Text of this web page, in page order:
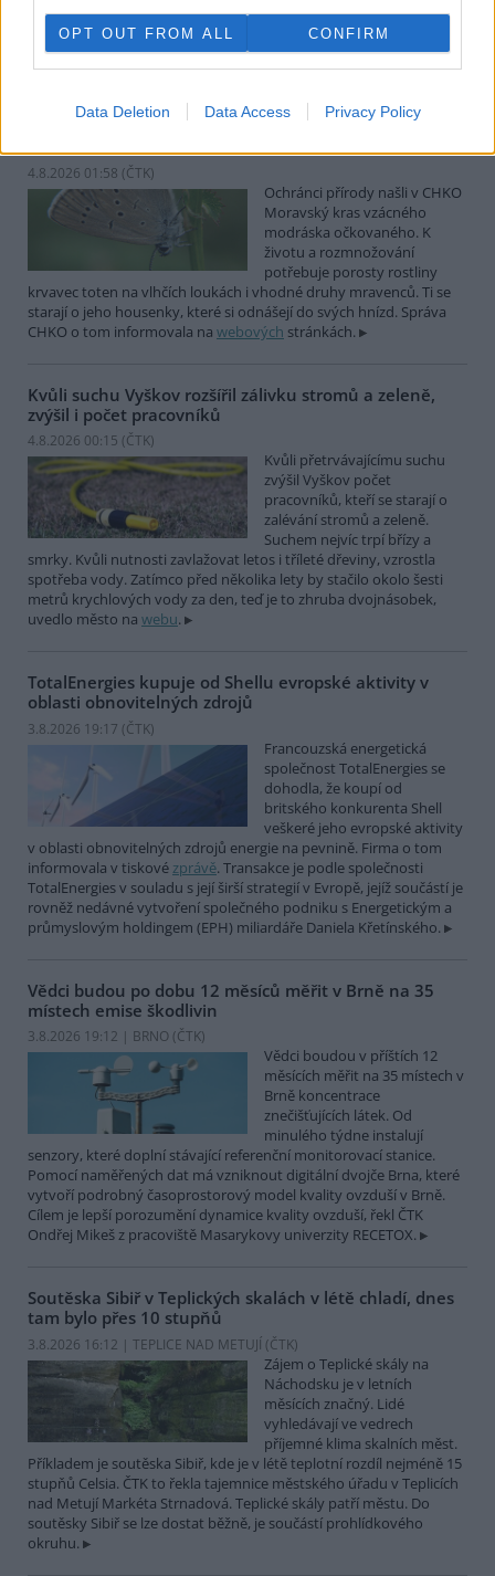
OPT OUT FROM ALL CONFIRM
Data Deletion Data Access Privacy Policy
úřadů přemění svou kakaovou
plantáž na jiný účel. Informovala o tom agentura AP; zákon nyní
Ochránci přírody našli v Moravském krasu vzácného
4.8.2026 01:58 (ČTK)
Ochránci přírody našli v CHKO
Moravský kras vzácného
modráska očkovaného. K
životu a rozmnožování
potřebuje porosty rostliny
krvavec toten na vlhčích loukách i vhodné druhy mravenců. Ti se
starají o jeho housenky, které si odnášejí do svých hnízd. Správa
CHKO o tom informovala na webových stránkách.
Kvůli suchu Vyškov rozšířil zálivku stromů a zeleně,
zvýšil i počet pracovníků
4.8.2026 00:15 (ČTK)
Kvůli přetrvávajícímu suchu
zvýšil Vyškov počet
pracovníků, kteří se starají o
zalévání stromů a zeleně.
Suchem nejvíc trpí břízy a
smrky. Kvůli nutnosti zavlažovat letos i tříleté dřeviny, vzrostla
spotřeba vody. Zatímco před několika lety by stačilo okolo šesti
metrů krychlových vody za den, teď je to zhruba dvojnásobek,
uvedlo město na webu.
TotalEnergies kupuje od Shellu evropské aktivity v
oblasti obnovitelných zdrojů
3.8.2026 19:17 (ČTK)
Francouzská energetická
společnost TotalEnergies se
dohodla, že koupí od
britského konkurenta Shell
veškeré jeho evropské aktivity
v oblasti obnovitelných zdrojů energie na pevnině. Firma o tom
informovala v tiskovézprávě. Transakce je podle společnosti
TotalEnergies v souladu s její širší strategií v Evropě, jejíž součástí je
rovněž nedávné vytvoření společného podniku s Energetickým a
průmyslovým holdingem (EPH) miliardáře Daniela Křetínského.
Vědci budou po dobu 12 měsíců měřit v Brně na 35
místech emise škodlivin
3.8.2026 19:12 | BRNO (ČTK)
Vědci boudou v příštích 12
měsících měřit na 35 místech v
Brně koncentrace
znečišťujících látek. Od
minulého týdne instalují
senzory, které doplní stávající referenční monitorovací stanice.
Pomocí naměřených dat má vzniknout digitální dvojče Brna, které
vytvoří podrobný časoprostorový model kvality ovzduší v Brně.
Cílem je lepší porozumění dynamice kvality ovzduší, řekl ČTK
Ondřej Mikeš z pracoviště Masarykovy univerzity RECETOX.
Soutěska Sibiř v Teplických skalách v létě chladí, dnes
tam bylo přes 10 stupňů
3.8.2026 16:12 | TEPLICE NAD METUJÍ (ČTK)
Zájem o Teplické skály na
Náchodsku je v letních
měsících značný. Lidé
vyhledávají ve vedrech
příjemné klima skalních měst.
Příkladem je soutěska Sibiř, kde je v létě teplotní rozdíl nejméně 15
stupňů Celsia. ČTK to řekla tajemnice městského úřadu v Teplicích
nad Metují Markéta Strnadová. Teplické skály patří městu. Do
soutěsky Sibiř se lze dostat běžně, je součástí prohlídkového
okruhu.